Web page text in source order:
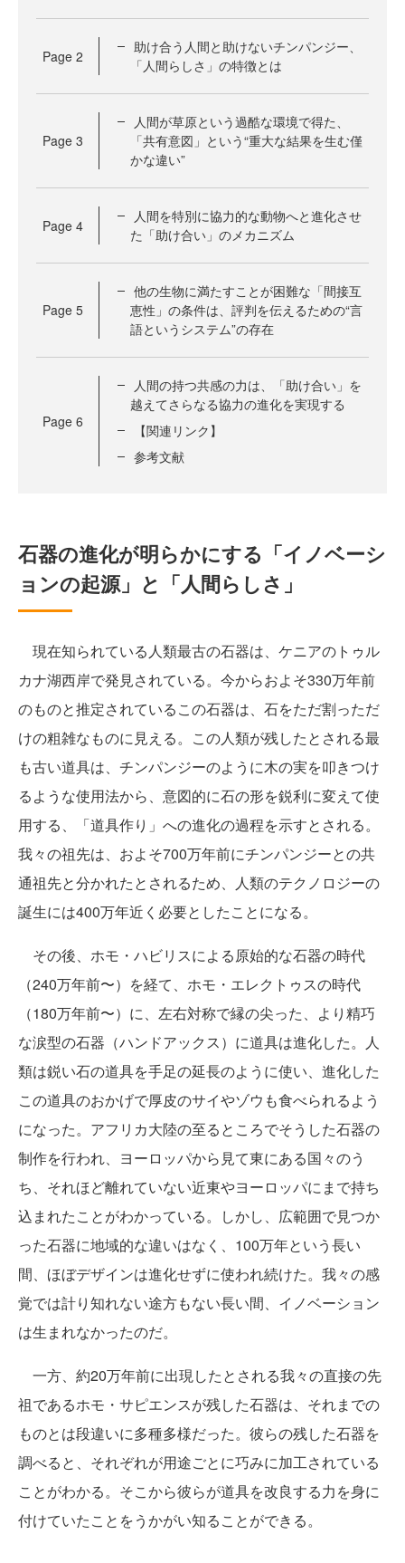
Page 2
助け合う人間と助けないチンパンジー、
「人間らしさ」の特徴とは
Page 3
人間が草原という過酷な環境で得た、
「共有意図」という“重大な結果を生む僅
かな違い”
Page 4
人間を特別に協力的な動物へと進化させ
た「助け合い」のメカニズム
Page 5
他の生物に満たすことが困難な「間接互
恵性」の条件は、評判を伝えるための“言
語というシステム”の存在
Page 6
人間の持つ共感の力は、「助け合い」を
越えてさらなる協力の進化を実現する
【関連リンク】
参考文献
石器の進化が明らかにする「イノベーシ
ョンの起源」と「人間らしさ」
現在知られている人類最古の石器は、ケニアのトゥル
カナ湖西岸で発見されている。今からおよそ330万年前
のものと推定されているこの石器は、石をただ割っただ
けの粗雑なものに見える。この人類が残したとされる最
も古い道具は、チンパンジーのように木の実を叩きつけ
るような使用法から、意図的に石の形を鋭利に変えて使
用する、「道具作り」への進化の過程を示すとされる。
我々の祖先は、およそ700万年前にチンパンジーとの共
通祖先と分かれたとされるため、人類のテクノロジーの
誕生には400万年近く必要としたことになる。
その後、ホモ・ハビリスによる原始的な石器の時代
（240万年前〜）を経て、ホモ・エレクトゥスの時代
（180万年前〜）に、左右対称で縁の尖った、より精巧
な涙型の石器（ハンドアックス）に道具は進化した。人
類は鋭い石の道具を手足の延長のように使い、進化した
この道具のおかげで厚皮のサイやゾウも食べられるよう
になった。アフリカ大陸の至るところでそうした石器の
制作を行われ、ヨーロッパから見て東にある国々のう
ち、それほど離れていない近東やヨーロッパにまで持ち
込まれたことがわかっている。しかし、広範囲で見つか
った石器に地域的な違いはなく、100万年という長い
間、ほぼデザインは進化せずに使われ続けた。我々の感
覚では計り知れない途方もない長い間、イノベーション
は生まれなかったのだ。
一方、約20万年前に出現したとされる我々の直接の先
祖であるホモ・サピエンスが残した石器は、それまでの
ものとは段違いに多種多様だった。彼らの残した石器を
調べると、それぞれが用途ごとに巧みに加工されている
ことがわかる。そこから彼らが道具を改良する力を身に
付けていたことをうかがい知ることができる。